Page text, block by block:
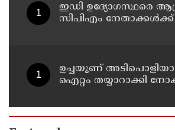
ഇഡി ഉദ്യോഗസ്ഥരെ
സിപിഎം നേതാക്കൾക്ക്
ഉച്ചയൂണ്
ഐറ്റം തയ്യാറാക്കി